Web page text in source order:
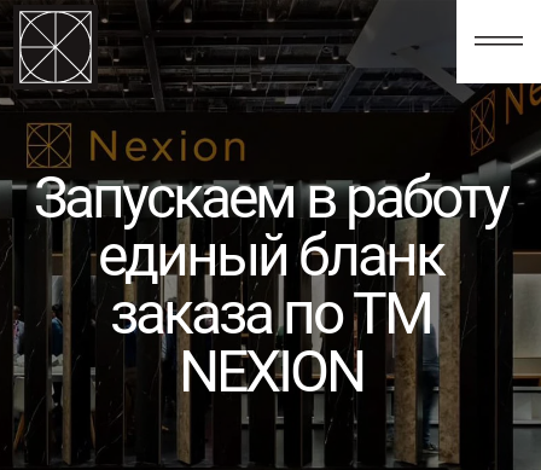
123
Запускаем в работу
единый бланк
заказа по ТМ
NEXION